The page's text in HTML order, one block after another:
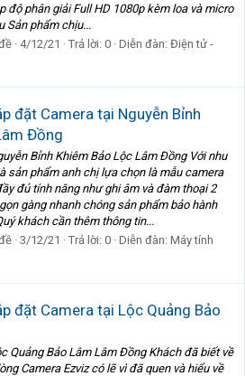
độ phân giải Full HD 1080p kèm loa và micro
Sản phẩm chịu...
4/12/21 Trả lời: 0 Diễn đàn: Điện tử -
đặt Camera tại Nguyễn Bỉnh
Đồng
Bỉnh Khiêm Bảo Lộc Lâm Đồng Với nhu
sản phẩm anh chị lựa chọn là mẫu camera
đủ tính năng như ghi âm và đàm thoại 2
gàng nhanh chóng sản phẩm bảo hành
khách cần thêm thông tin...
3/12/21 Trả lời: 0 Diễn đàn: Máy tính
đặt Camera tại Lộc Quảng Bảo
Quảng Bảo Lâm Lâm Đồng Khách đã biết về
Camera Ezviz có lẽ vì đã quen và hiểu về